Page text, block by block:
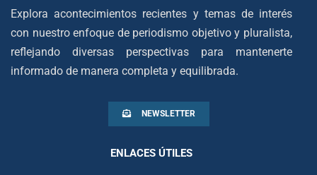
Explora acontecimientos recientes y temas de interés
con nuestro enfoque de periodismo objetivo y pluralista,
reflejando diversas perspectivas para mantenerte
informado de manera completa y equilibrada.
NEWSLETTER
ENLACES ÚTILES